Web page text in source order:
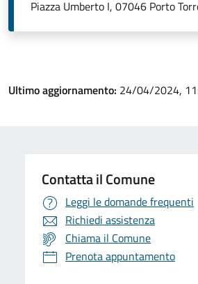
Piazza Umberto I, 07046 Porto
Ultimo aggiornamento: 24/04/2024,
Contatta il Comune
Leggi le domande frequenti
Richiedi assistenza
Chiama il Comune
Prenota appuntamento